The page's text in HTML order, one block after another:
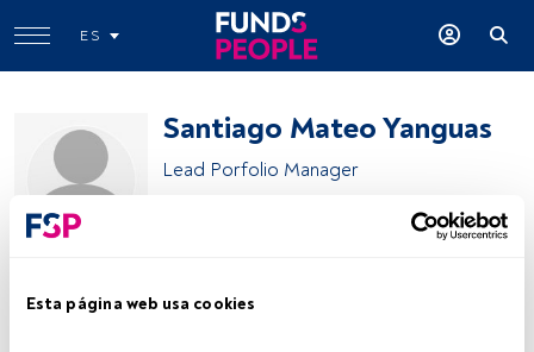
Esta página web usa cookies
ES
Santiago Mateo Yanguas
Lead Porfolio Manager
Compartir: